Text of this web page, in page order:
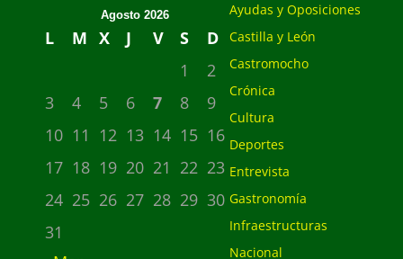
Agosto 2026
L M X J V S
D
1
2
3
4 5 6 7 8
9
10 11 12 13 14 15 16
17 18 19 20 21 22 23
24 25 26 27 28 29 30
31
Ayudas y Oposiciones
Castilla y León
Castromocho
Crónica
Cultura
Deportes
Entrevista
Gastronomía
Infraestructuras
Nacional